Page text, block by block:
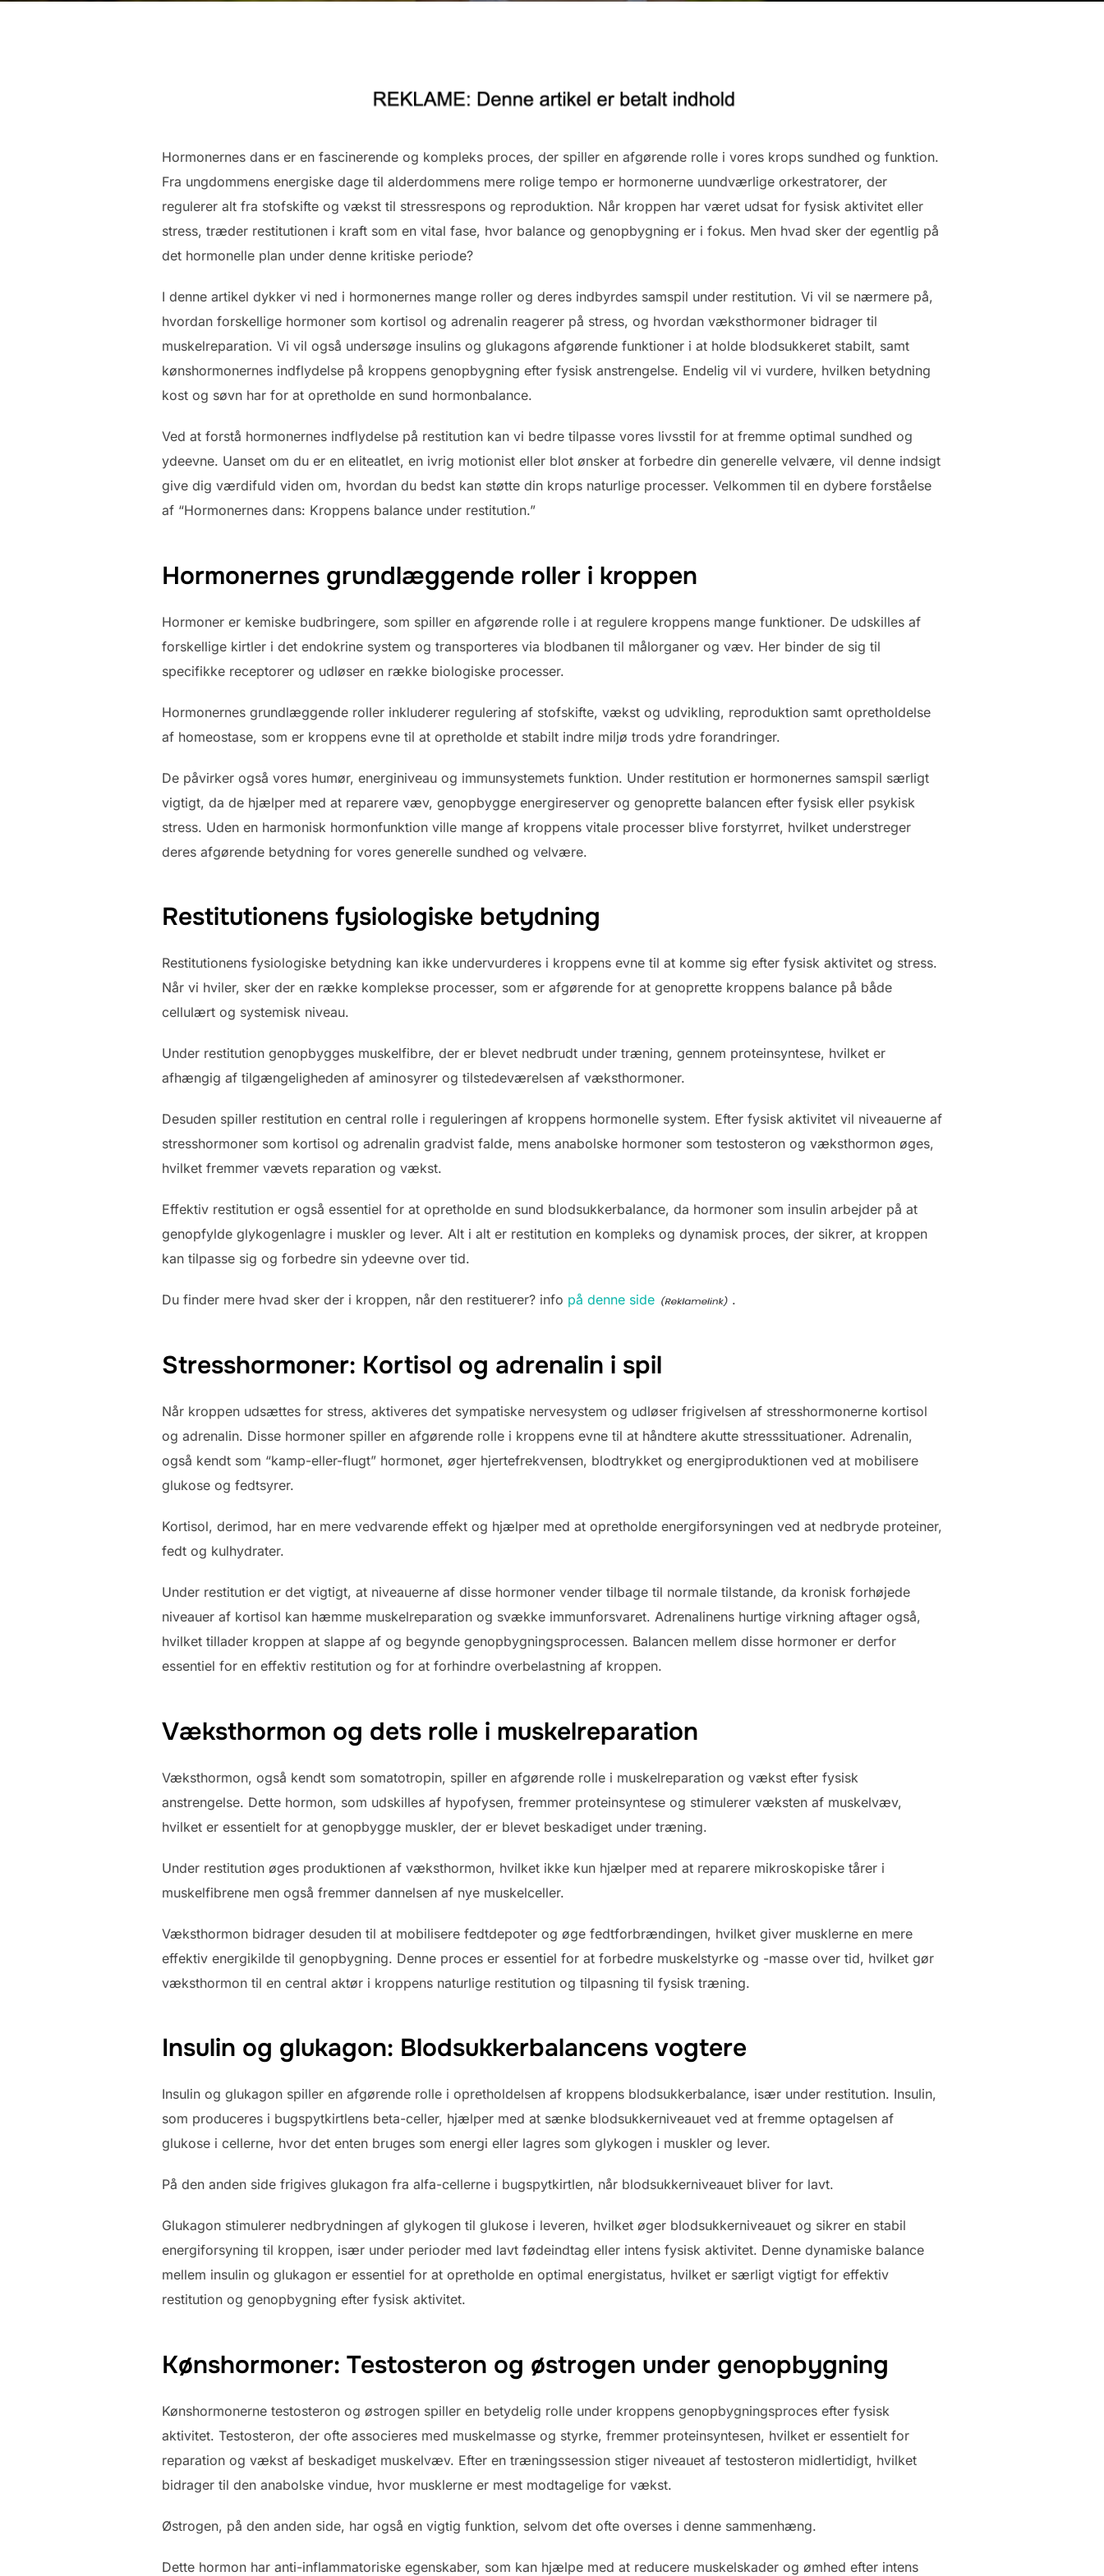
Hormonernes dans er en fascinerende og kompleks proces, der spiller en afgørende rolle i vores krops sundhed og funktion.
Fra ungdommens energiske dage til alderdommens mere rolige tempo er hormonerne uundværlige orkestratorer, der
regulerer alt fra stofskifte og vækst til stressrespons og reproduktion. Når kroppen har været udsat for fysisk aktivitet eller
stress, træder restitutionen i kraft som en vital fase, hvor balance og genopbygning er i fokus. Men hvad sker der egentlig på
det hormonelle plan under denne kritiske periode?
I denne artikel dykker vi ned i hormonernes mange roller og deres indbyrdes samspil under restitution. Vi vil se nærmere på,
hvordan forskellige hormoner som kortisol og adrenalin reagerer på stress, og hvordan væksthormoner bidrager til
muskelreparation. Vi vil også undersøge insulins og glukagons afgørende funktioner i at holde blodsukkeret stabilt, samt
kønshormonernes indflydelse på kroppens genopbygning efter fysisk anstrengelse. Endelig vil vi vurdere, hvilken betydning
kost og søvn har for at opretholde en sund hormonbalance.
Ved at forstå hormonernes indflydelse på restitution kan vi bedre tilpasse vores livsstil for at fremme optimal sundhed og
ydeevne. Uanset om du er en eliteatlet, en ivrig motionist eller blot ønsker at forbedre din generelle velvære, vil denne indsigt
give dig værdifuld viden om, hvordan du bedst kan støtte din krops naturlige processer. Velkommen til en dybere forståelse
af “Hormonernes dans: Kroppens balance under restitution.”
Hormonernes grundlæggende roller i kroppen
Hormoner er kemiske budbringere, som spiller en afgørende rolle i at regulere kroppens mange funktioner. De udskilles af
forskellige kirtler i det endokrine system og transporteres via blodbanen til målorganer og væv. Her binder de sig til
specifikke receptorer og udløser en række biologiske processer.
Hormonernes grundlæggende roller inkluderer regulering af stofskifte, vækst og udvikling, reproduktion samt opretholdelse
af homeostase, som er kroppens evne til at opretholde et stabilt indre miljø trods ydre forandringer.
De påvirker også vores humør, energiniveau og immunsystemets funktion. Under restitution er hormonernes samspil særligt
vigtigt, da de hjælper med at reparere væv, genopbygge energireserver og genoprette balancen efter fysisk eller psykisk
stress. Uden en harmonisk hormonfunktion ville mange af kroppens vitale processer blive forstyrret, hvilket understreger
deres afgørende betydning for vores generelle sundhed og velvære.
Restitutionens fysiologiske betydning
Restitutionens fysiologiske betydning kan ikke undervurderes i kroppens evne til at komme sig efter fysisk aktivitet og stress.
Når vi hviler, sker der en række komplekse processer, som er afgørende for at genoprette kroppens balance på både
cellulært og systemisk niveau.
Under restitution genopbygges muskelfibre, der er blevet nedbrudt under træning, gennem proteinsyntese, hvilket er
afhængig af tilgængeligheden af aminosyrer og tilstedeværelsen af væksthormoner.
Desuden spiller restitution en central rolle i reguleringen af kroppens hormonelle system. Efter fysisk aktivitet vil niveauerne af
stresshormoner som kortisol og adrenalin gradvist falde, mens anabolske hormoner som testosteron og væksthormon øges,
hvilket fremmer vævets reparation og vækst.
Effektiv restitution er også essentiel for at opretholde en sund blodsukkerbalance, da hormoner som insulin arbejder på at
genopfylde glykogenlagre i muskler og lever. Alt i alt er restitution en kompleks og dynamisk proces, der sikrer, at kroppen
kan tilpasse sig og forbedre sin ydeevne over tid.
Du finder mere hvad sker der i kroppen, når den restituerer? info på denne side .
Stresshormoner: Kortisol og adrenalin i spil
Når kroppen udsættes for stress, aktiveres det sympatiske nervesystem og udløser frigivelsen af stresshormonerne kortisol
og adrenalin. Disse hormoner spiller en afgørende rolle i kroppens evne til at håndtere akutte stresssituationer. Adrenalin,
også kendt som “kamp-eller-flugt” hormonet, øger hjertefrekvensen, blodtrykket og energiproduktionen ved at mobilisere
glukose og fedtsyrer.
Kortisol, derimod, har en mere vedvarende effekt og hjælper med at opretholde energiforsyningen ved at nedbryde proteiner,
fedt og kulhydrater.
Under restitution er det vigtigt, at niveauerne af disse hormoner vender tilbage til normale tilstande, da kronisk forhøjede
niveauer af kortisol kan hæmme muskelreparation og svække immunforsvaret. Adrenalinens hurtige virkning aftager også,
hvilket tillader kroppen at slappe af og begynde genopbygningsprocessen. Balancen mellem disse hormoner er derfor
essentiel for en effektiv restitution og for at forhindre overbelastning af kroppen.
Væksthormon og dets rolle i muskelreparation
Væksthormon, også kendt som somatotropin, spiller en afgørende rolle i muskelreparation og vækst efter fysisk
anstrengelse. Dette hormon, som udskilles af hypofysen, fremmer proteinsyntese og stimulerer væksten af muskelvæv,
hvilket er essentielt for at genopbygge muskler, der er blevet beskadiget under træning.
Under restitution øges produktionen af væksthormon, hvilket ikke kun hjælper med at reparere mikroskopiske tårer i
muskelfibrene men også fremmer dannelsen af nye muskelceller.
Væksthormon bidrager desuden til at mobilisere fedtdepoter og øge fedtforbrændingen, hvilket giver musklerne en mere
effektiv energikilde til genopbygning. Denne proces er essentiel for at forbedre muskelstyrke og -masse over tid, hvilket gør
væksthormon til en central aktør i kroppens naturlige restitution og tilpasning til fysisk træning.
Insulin og glukagon: Blodsukkerbalancens vogtere
Insulin og glukagon spiller en afgørende rolle i opretholdelsen af kroppens blodsukkerbalance, især under restitution. Insulin,
som produceres i bugspytkirtlens beta-celler, hjælper med at sænke blodsukkerniveauet ved at fremme optagelsen af
glukose i cellerne, hvor det enten bruges som energi eller lagres som glykogen i muskler og lever.
På den anden side frigives glukagon fra alfa-cellerne i bugspytkirtlen, når blodsukkerniveauet bliver for lavt.
Glukagon stimulerer nedbrydningen af glykogen til glukose i leveren, hvilket øger blodsukkerniveauet og sikrer en stabil
energiforsyning til kroppen, især under perioder med lavt fødeindtag eller intens fysisk aktivitet. Denne dynamiske balance
mellem insulin og glukagon er essentiel for at opretholde en optimal energistatus, hvilket er særligt vigtigt for effektiv
restitution og genopbygning efter fysisk aktivitet.
Kønshormoner: Testosteron og østrogen under genopbygning
Kønshormonerne testosteron og østrogen spiller en betydelig rolle under kroppens genopbygningsproces efter fysisk
aktivitet. Testosteron, der ofte associeres med muskelmasse og styrke, fremmer proteinsyntesen, hvilket er essentielt for
reparation og vækst af beskadiget muskelvæv. Efter en træningssession stiger niveauet af testosteron midlertidigt, hvilket
bidrager til den anabolske vindue, hvor musklerne er mest modtagelige for vækst.
Østrogen, på den anden side, har også en vigtig funktion, selvom det ofte overses i denne sammenhæng.
Dette hormon har anti-inflammatoriske egenskaber, som kan hjælpe med at reducere muskelskader og ømhed efter intens